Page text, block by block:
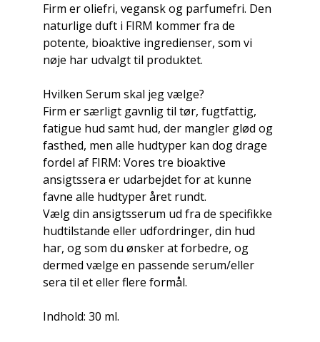
Firm er oliefri, vegansk og parfumefri. Den
naturlige duft i FIRM kommer fra de
potente, bioaktive ingredienser, som vi
nøje har udvalgt til produktet.
Hvilken Serum skal jeg vælge?
Firm er særligt gavnlig til tør, fugtfattig,
fatigue hud samt hud, der mangler glød og
fasthed, men alle hudtyper kan dog drage
fordel af FIRM: Vores tre bioaktive
ansigtssera er udarbejdet for at kunne
favne alle hudtyper året rundt.
Vælg din ansigtsserum ud fra de specifikke
hudtilstande eller udfordringer, din hud
har, og som du ønsker at forbedre, og
dermed vælge en passende serum/eller
sera til et eller flere formål.
Indhold: 30 ml.